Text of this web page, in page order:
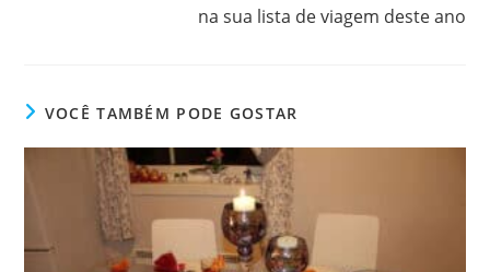
na sua lista de viagem deste ano
VOCÊ TAMBÉM PODE GOSTAR